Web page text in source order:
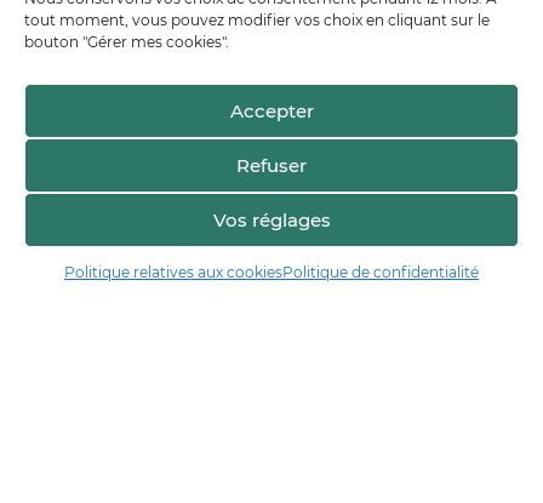
tout moment, vous pouvez modifier vos choix en cliquant sur le
bouton "Gérer mes cookies".
Accepter
Refuser
Vos réglages
Politique relatives aux cookiesPolitique de confidentialité